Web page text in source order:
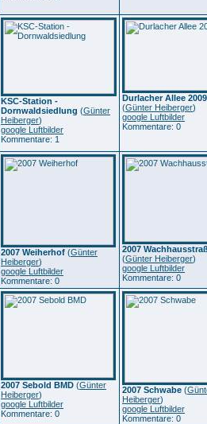
KSC-Station -
Dornwaldsiedlung (Günter
Heiberger)
google Luftbilder
Kommentare: 1
Durlacher Allee 2009
(Günter Heiberger)
google Luftbilder
Kommentare: 0
2007 Weiherhof (Günter
Heiberger)
google Luftbilder
Kommentare: 0
2007
(Günter Heiberger)
google Luftbilder
Kommentare: 0
2007 Sebold BMD (Günter
Heiberger)
google Luftbilder
Kommentare: 0
2007 Schwabe (
Heiberger)
google Luftbilder
Kommentare: 0